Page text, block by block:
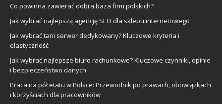
Co powinna zawierać dobra baza firm polskich?
Jak wybrać najlepszą agencję SEO dla sklepu internetowego
Jak wybrać tani serwer dedykowany? Kluczowe kryteria i
elastyczność
Jak wybrać najlepsze biuro rachunkowe? Kluczowe czynniki, opinie
i bezpieczeństwo danych
Praca na pół etatu w Polsce: Przewodnik po prawach, obowiązkach
i korzyściach dla pracowników